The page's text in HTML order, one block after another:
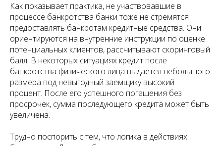
Как показывает практика, не участвовавшие в
процессе банкротства банки тоже не стремятся
предоставлять банкротам кредитные средства. Они
ориентируются на внутренние инструкции по оценке
потенциальных клиентов, рассчитывают скоринговый
балл. В некоторых ситуациях кредит после
банкротства физического лица выдается небольшого
размера под невыгодный заемщику высокий
процент. После его успешного погашения без
просрочек, сумма последующего кредита может быть
увеличена.
Трудно поспорить с тем, что логика в действиях